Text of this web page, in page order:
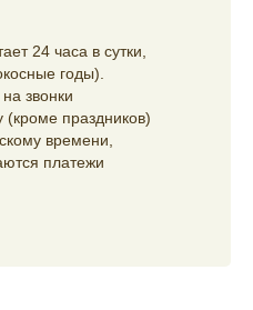
24 часа в сутки,
годы).
звонки
(кроме праздников)
времени,
платежи